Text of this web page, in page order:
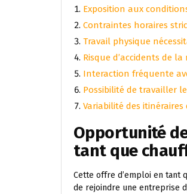
Exposition aux
Contraintes horaires
Travail physique
Risque d’accidents de
Interaction fréquente
Possibilité de travailler
Variabilité des
Opportunité
tant que
Cette offre d’emploi en tant
de rejoindre une entreprise